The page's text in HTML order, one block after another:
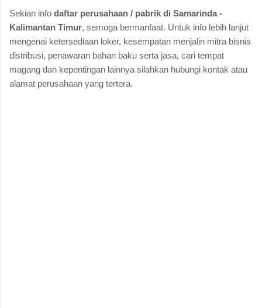
Sekian info daftar perusahaan / pabrik di Samarinda -
Kalimantan Timur, semoga bermanfaat. Untuk info lebih lanjut
mengenai ketersediaan loker, kesempatan menjalin mitra bisnis
distribusi, penawaran bahan baku serta jasa, cari tempat
magang dan kepentingan lainnya silahkan hubungi kontak atau
alamat perusahaan yang tertera.